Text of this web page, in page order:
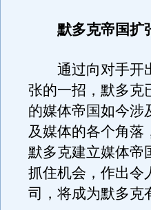
默多克帝国扩
通过向对手开出
张的一招，默多克
的媒体帝国如今涉
及媒体的各个角落
默多克建立媒体帝
抓住机会，作出令
司，将成为默多克